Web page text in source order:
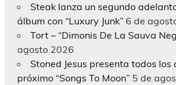
Steak lanza un segundo
álbum con “Luxury Junk” 6 de
Tort – “Dimonis De La Sauva
agosto 2026
Stoned Jesus presenta todos los
próximo “Songs To Moon” 5 de